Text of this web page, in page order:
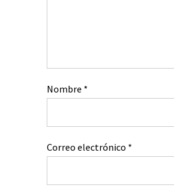
Nombre *
Correo electrónico *